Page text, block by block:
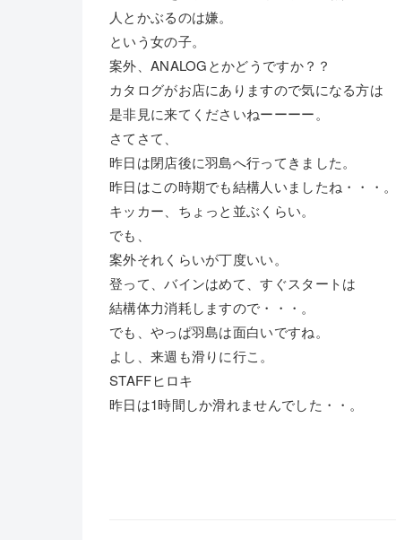
人とかぶるのは嫌。
という女の子。
案外、ANALOGとかどうですか？？
カタログがお店にありますので気になる方は
是非見に来てくださいねーーーー。
さてさて、
昨日は閉店後に羽島へ行ってきました。
昨日はこの時期でも結構人いましたね・・・。
キッカー、ちょっと並ぶくらい。
でも、
案外それくらいが丁度いい。
登って、バインはめて、すぐスタートは
結構体力消耗しますので・・・。
でも、やっぱ羽島は面白いですね。
よし、来週も滑りに行こ。
STAFFヒロキ
昨日は1時間しか滑れませんでした・・。